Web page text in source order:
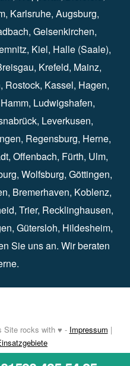
, Karlsruhe⁠, Augsburg⁠,
⁠, Gelsenkirchen⁠⁠,
⁠⁠, Kiel⁠, Halle (Saale)⁠⁠,
⁠⁠, Krefeld⁠⁠, Mainz⁠⁠,
⁠⁠, Rostock⁠⁠, Kassel⁠⁠, Hagen⁠,
Hamm⁠, Ludwigshafen⁠,
⁠⁠, Leverkusen⁠,
, Regensburg⁠, Herne⁠⁠,
⁠, Offenbach, Fürth⁠⁠, Ulm⁠⁠,
, Wolfsburg⁠⁠, Göttingen⁠,
⁠⁠, Bremerhaven⁠, Koblenz⁠,
⁠⁠, Trier⁠⁠, Recklinghausen⁠,
⁠⁠, Gütersloh⁠, Hildesheim⁠⁠,
Sie uns an. Wir beraten
Site rocks with ♥ - Impressum |